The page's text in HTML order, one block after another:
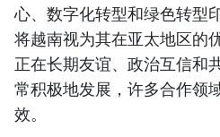
心、数字化转型和绿色转型
将越南视为其在亚太地区的
正在长期友谊、政治互信和
常积极地发展，许多合作领
效。